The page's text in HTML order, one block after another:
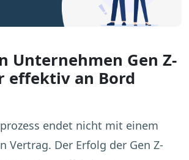
Unternehmen Gen Z-
effektiv an Bord
endet nicht mit einem
Vertrag. Der Erfolg der Gen Z-